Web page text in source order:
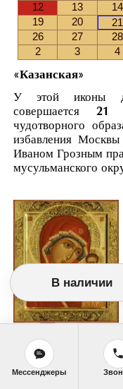
12
13 14
19
20 21
26
27 28
2
3 4
«Казанская»
У этой иконы
совершается
чудотворного
избавления
Иваном Грозным
мусульманского
<< Среда, 21
В наличии
Мессенджеры